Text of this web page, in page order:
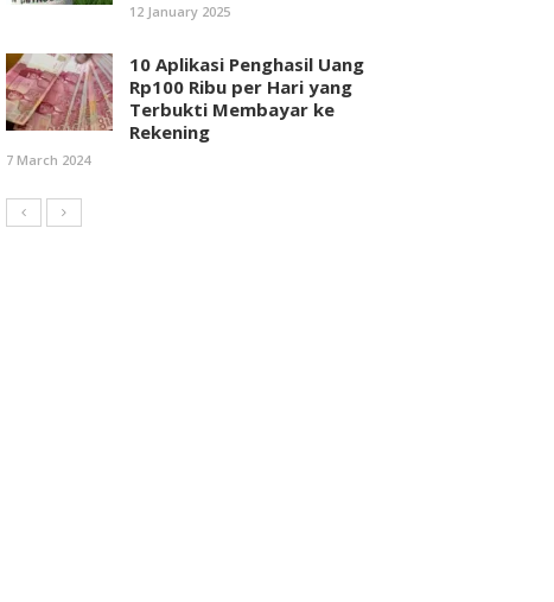
12 January 2025
10 Aplikasi Penghasil Uang
Rp100 Ribu per Hari yang
Terbukti Membayar ke
Rekening
7 March 2024